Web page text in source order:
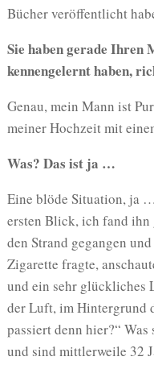
Bücher veröffentlicht
Sie haben gerade Ihren
kennengelernt haben,
Genau, mein Mann ist
meiner Hochzeit mit
Was? Das ist ja …
Eine blöde Situation, ja
ersten Blick, ich fand ihn
den Strand gegangen
Zigarette fragte,
und ein sehr glückliches
der Luft, im Hintergrund
passiert denn hier?“
und sind mittlerweile 32